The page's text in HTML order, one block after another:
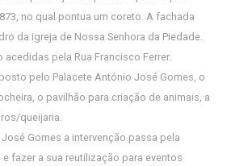
no qual pontua um coreto. A fachada
da igreja de Nossa Senhora da Piedade.
pela Rua Francisco Ferrer.
pelo Palacete António José Gomes, o
o pavilhão para criação de animais, a
queijaria.
Gomes a intervenção passa pela
fazer a sua reutilização para eventos